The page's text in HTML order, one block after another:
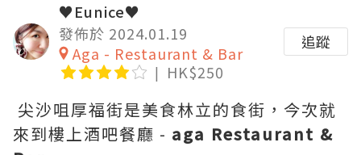
♥Eunice♥
發佈於 2024.01.19
Aga - Restaurant & Bar
HK$250
追蹤
尖沙咀厚福街是美食林立的食街，今次就
來到樓上酒吧餐廳 - aga Restaurant &